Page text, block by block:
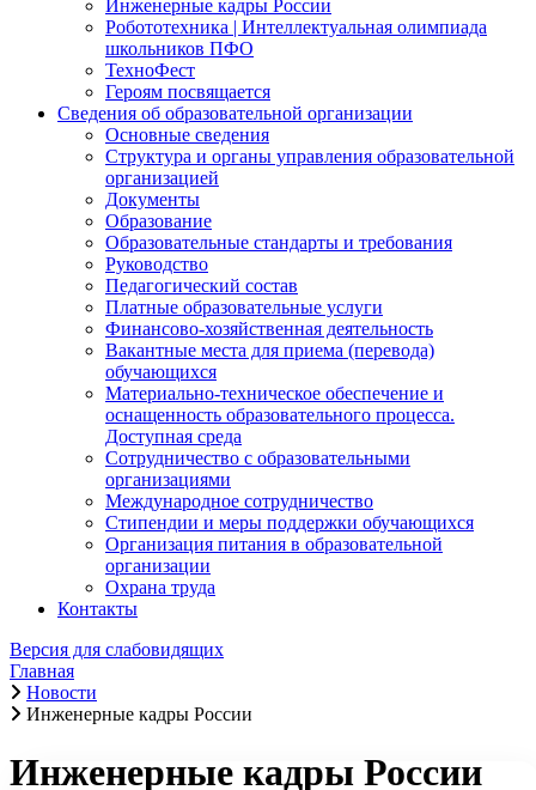
Инженерные кадры России
Робототехника | Интеллектуальная олимпиада
школьников ПФО
ТехноФест
Героям посвящается
Сведения об образовательной организации
Основные сведения
Структура и органы управления образовательной
организацией
Документы
Образование
Образовательные стандарты и требования
Руководство
Педагогический состав
Платные образовательные услуги
Финансово-хозяйственная деятельность
Вакантные места для приема (перевода)
обучающихся
Материально-техническое обеспечение и
оснащенность образовательного процесса.
Доступная среда
Сотрудничество с образовательными
организациями
Международное сотрудничество
Стипендии и меры поддержки обучающихся
Организация питания в образовательной
организации
Охрана труда
Контакты
Версия для слабовидящих
Главная
Новости
Инженерные кадры России
Инженерные кадры России